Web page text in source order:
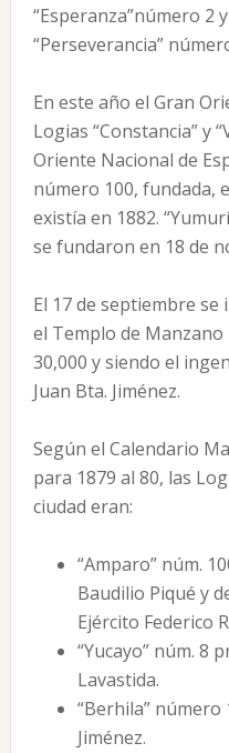
“Esperanza”número 2
“Perseverancia”
En este año el Gran
Logias “Constancia” y
Oriente Nacional de
número 100, fundada,
existía en 1882.
se fundaron en 18 de
El 17 de septiembre
el Templo de Manzano
30,000 y siendo el
Juan Bta. Jiménez.
Según el Calendario
para 1879 al 80, las
ciudad eran:
“Amparo” núm.
Baudilio Piqué y
Ejército Federico
“Yucayo” núm. 8
Lavastida.
“Berhila” número
Jiménez.